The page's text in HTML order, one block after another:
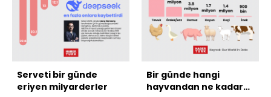
Serveti bir günde
eriyen milyarderler
Bir günde hangi
hayvandan ne kadar